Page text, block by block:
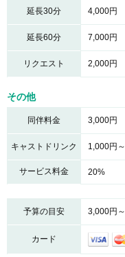
延長30分 4,000円
延長60分 7,000円
リクエスト 2,000円
その他
同伴料金 3,000円
キャストドリンク 1,000円～
サービス料金 20%
予算の目安 3,000円～
カード